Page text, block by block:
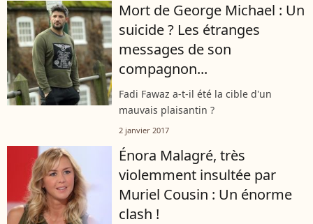
Mort de George Michael : Un
suicide ? Les étranges
messages de son
compagnon...
Fadi Fawaz a-t-il été la cible d'un
mauvais plaisantin ?
2 janvier 2017
Énora Malagré, très
violemment insultée par
Muriel Cousin : Un énorme
clash !